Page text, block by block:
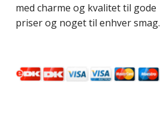
med charme og kvalitet til gode
priser og noget til enhver smag.